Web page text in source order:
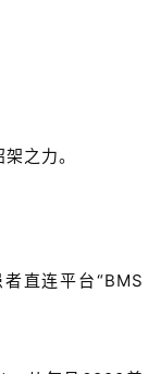
之力。
者直连平台“BMS